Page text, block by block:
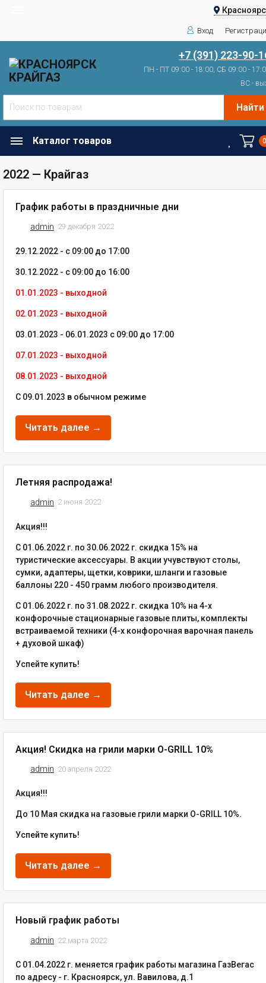
Вход
+7 (391) 223-90-
ПН - ПТ 09:00 - 18:00, СБ 09:00 -
ВС -
Найти
Каталог товаров
2022 — Крайгаз
График работы в праздничные дни
admin 29 декабря 2022
29.12.2022 - с 09:00 до 17:00
30.12.2022 - с 09:00 до 16:00
01.01.2023 - выходной
02.01.2023 - выходной
03.01.2023 - 06.01.2023 с 09:00 до 17:00
07.01.2023 - выходной
08.01.2023 - выходной
С 09.01.2023 в обычном режиме
Читать далее →
Летняя распродажа!
admin 2 июня 2022
Акция!!!
С 01.06.2022 г. по 30.06.2022 г. скидка 15% на
туристические аксессуары. В акции учувствуют столы,
сумки, адаптеры, щетки, коврики, шланги и газовые
баллоны 220 - 450 грамм любого производителя.
С 01.06.2022 г. по 31.08.2022 г. скидка 10% на 4-х
конфорочные стационарные газовые плиты, комплекты
встраиваемой техники (4-х конфорочная варочная панель
+ духовой шкаф)
Успейте купить!
Читать далее →
Акция! Скидка на грили марки O-GRILL 10%
admin 20 апреля 2022
Акция!!!
До 10 Мая скидка на газовые грили марки O-GRILL 10%.
Успейте купить!
Читать далее →
Новый график работы
admin 22 марта 2022
С 01.04.2022 г. меняется график работы магазина ГазВегас
по адресу - г. Красноярск, ул. Вавилова, д.1